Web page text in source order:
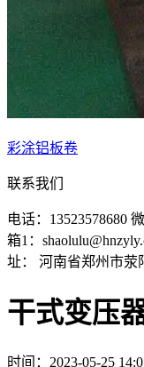
彩涂铝板卷
联系我们
电话：13523578680
箱1：
址： 河南省郑州市荥
干式变压
时间：2023-05-25